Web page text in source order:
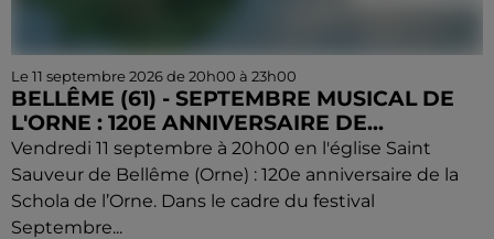
Le 11 septembre 2026 de 20h00 à 23h00
BELLÊME (61) - SEPTEMBRE MUSICAL DE
L'ORNE : 120E ANNIVERSAIRE DE...
Vendredi 11 septembre à 20h00 en l'église Saint
Sauveur de Bellême (Orne) : 120e anniversaire de la
Schola de l’Orne. Dans le cadre du festival
Septembre...